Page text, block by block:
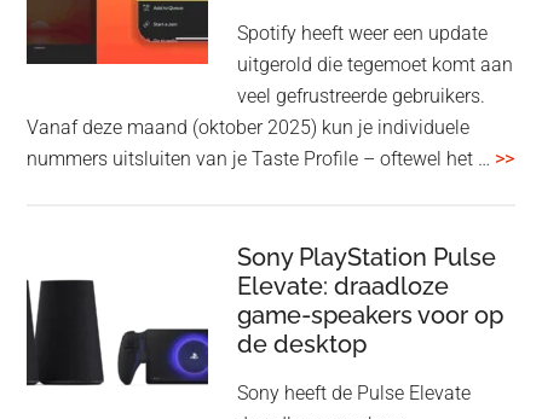
en
1000XM6
nieuwe
Spotify heeft weer een update
uitgerold die tegemoet komt aan
veel gefrustreerde gebruikers.
Vanaf deze maand (oktober 2025) kun je individuele
nummers uitsluiten van je Taste Profile – oftewel het … >>
Sony PlayStation Pulse
Elevate: draadloze
game-speakers voor op
de desktop
Sony heeft de Pulse Elevate